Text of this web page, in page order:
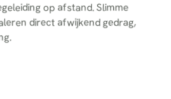
op afstand. Slimme
direct afwijkend gedrag,